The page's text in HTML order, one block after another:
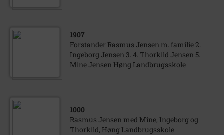
1907
Forstander Rasmus Jensen m. familie 2.
Ingeborg Jensen 3. 4. Thorkild Jensen 5.
Mine Jensen Høng Landbrugsskole
1000
Rasmus Jensen med Mine, Ingeborg og
Thorkild, Høng Landbrugsskole